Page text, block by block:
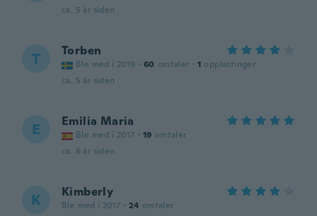
ca. 5 år siden
T Torben
Ble med i 2019 · 60 omtaler · 1 opplastinger
ca. 5 år siden
E Emilia Maria
Ble med i 2017 · 19 omtaler
ca. 6 år siden
K Kimberly
Ble med i 2017 · 24 omtaler